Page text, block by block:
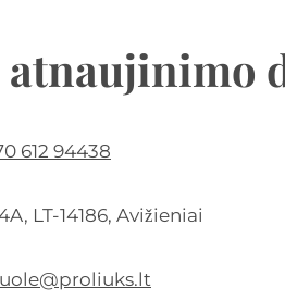
atnaujinimo
612 94438
LT-14186, Avižieniai